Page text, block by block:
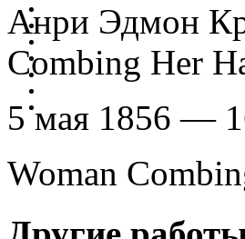
Анри Эдмон
Combing Her
5 мая 1856 —
Woman